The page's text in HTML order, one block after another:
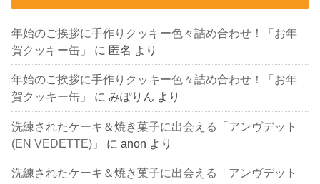
年始のご挨拶に手作りクッキー色々詰め合わせ！「お年
賀クッキー缶」
に 匿名 より
年始のご挨拶に手作りクッキー色々詰め合わせ！「お年
賀クッキー缶」
にみぽりん より
洗練されたケーキ＆焼き菓子に出会える「アンヴデット
(EN VEDETTE)」
にanon より
洗練されたケーキ＆焼き菓子に出会える「アンヴデット